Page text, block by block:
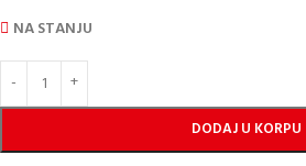
NA STANJU
DODAJ U KORPU